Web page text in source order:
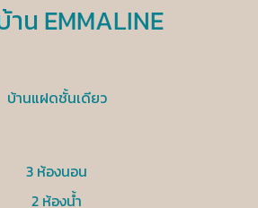
น EMMALINE
บ้านแฝดชั้นเดียว
3 ห้องนอน
2 ห้องน้ำ